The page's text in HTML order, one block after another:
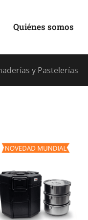
Quiénes somos
y Pastelerías